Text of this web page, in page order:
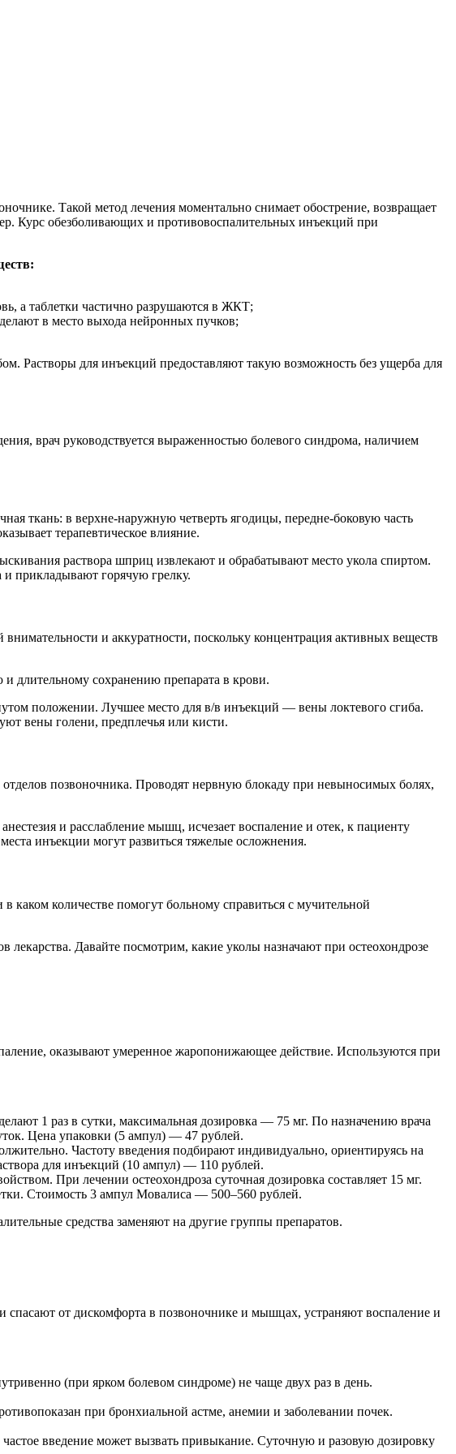
Такой метод лечения моментально снимает обострение, возвращает
Курс обезболивающих и противовоспалительных инъекций при
а таблетки частично разрушаются в ЖКТ;
в место выхода нейронных пучков;
Растворы для инъекций предоставляют такую возможность без ущерба для
врач руководствуется выраженностью болевого синдрома, наличием
ткань: в верхне-наружную четверть ягодицы, передне-боковую часть
терапевтическое влияние.
раствора шприц извлекают и обрабатывают место укола спиртом.
прикладывают горячую грелку.
и аккуратности, поскольку концентрация активных веществ
длительному сохранению препарата в крови.
положении. Лучшее место для в/в инъекций — вены локтевого сгиба.
вены голени, предплечья или кисти.
позвоночника. Проводят нервную блокаду при невыносимых болях,
и расслабление мышц, исчезает воспаление и отек, к пациенту
инъекции могут развиться тяжелые осложнения.
каком количестве помогут больному справиться с мучительной
Давайте посмотрим, какие уколы назначают при остеохондрозе
оказывают умеренное жаропонижающее действие. Используются при
1 раз в сутки, максимальная дозировка — 75 мг. По назначению врача
Цена упаковки (5 ампул) — 47 рублей.
Частоту введения подбирают индивидуально, ориентируясь на
для инъекций (10 ампул) — 110 рублей.
При лечении остеохондроза суточная дозировка составляет 15 мг.
Стоимость 3 ампул Мовалиса — 500–560 рублей.
средства заменяют на другие группы препаратов.
от дискомфорта в позвоночнике и мышцах, устраняют воспаление и
(при ярком болевом синдроме) не чаще двух раз в день.
при бронхиальной астме, анемии и заболевании почек.
введение может вызвать привыкание. Суточную и разовую дозировку